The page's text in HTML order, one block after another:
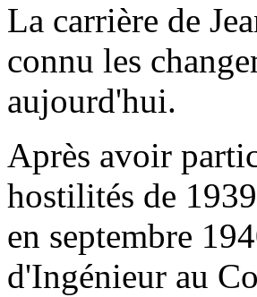
La carrière de
connu les
aujourd'hui.
Après avoir
hostilités de
en septembre
d'Ingénieur au